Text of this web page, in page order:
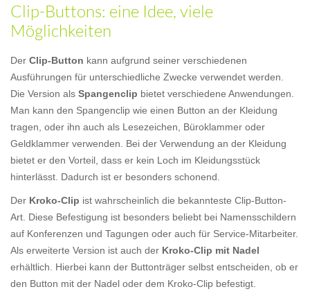
Clip-Buttons: eine Idee, viele
Möglichkeiten
Der Clip-Button kann aufgrund seiner verschiedenen
Ausführungen für unterschiedliche Zwecke verwendet werden.
Die Version als Spangenclip bietet verschiedene Anwendungen.
Man kann den Spangenclip wie einen Button an der Kleidung
tragen, oder ihn auch als Lesezeichen, Büroklammer oder
Geldklammer verwenden. Bei der Verwendung an der Kleidung
bietet er den Vorteil, dass er kein Loch im Kleidungsstück
hinterlässt. Dadurch ist er besonders schonend.
Der Kroko-Clip ist wahrscheinlich die bekannteste Clip-Button-
Art. Diese Befestigung ist besonders beliebt bei Namensschildern
auf Konferenzen und Tagungen oder auch für Service-Mitarbeiter.
Als erweiterte Version ist auch der Kroko-Clip mit Nadel
erhältlich. Hierbei kann der Buttonträger selbst entscheiden, ob er
den Button mit der Nadel oder dem Kroko-Clip befestigt.